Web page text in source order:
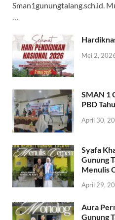
Sman1gunungtalang.sch.id.
…
Mei 2,
SMAN 1
PBD
April 30,
Syafa
Gunung
Menulis
April 29,
Aura
Gunung